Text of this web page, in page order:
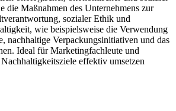
die Maßnahmen des Unternehmens zur
sozialer Ethik und
wie beispielsweise die Verwendung
nachhaltige Verpackungsinitiativen und das
Ideal für Marketingfachleute und
effektiv umsetzen